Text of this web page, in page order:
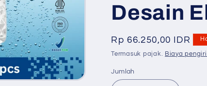
Desain
Harga
reguler
Rp 66.250,00 IDR
Termasuk pajak. Biaya
Jumlah
Jumlah